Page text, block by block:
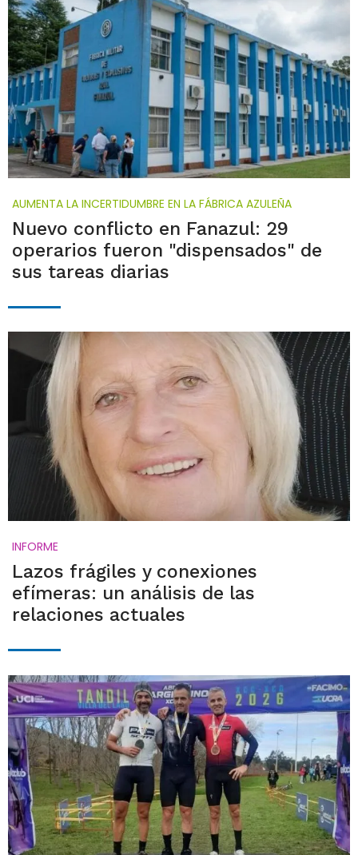
AUMENTA LA INCERTIDUMBRE EN LA FÁBRICA AZULEÑA
Nuevo conflicto en Fanazul: 29
operarios fueron "dispensados" de
sus tareas diarias
INFORME
Lazos frágiles y conexiones
efímeras: un análisis de las
relaciones actuales